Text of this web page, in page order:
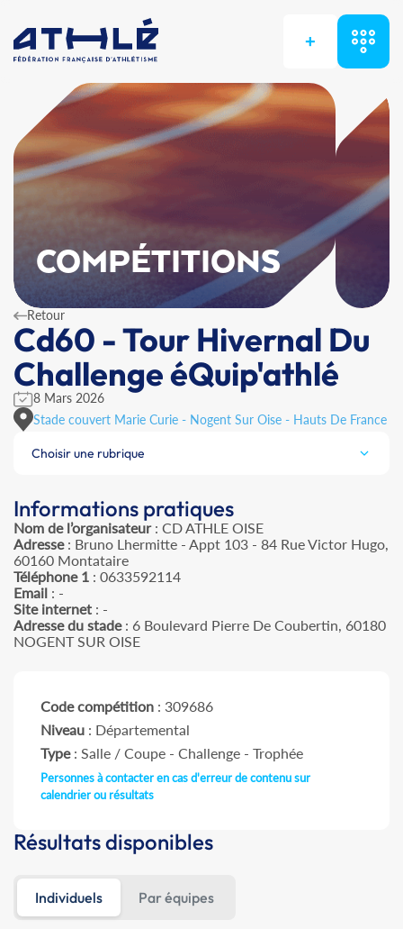
+
COMPÉTITIONS
Retour
Cd60 - Tour Hivernal Du
Challenge éQuip'athlé
8 Mars 2026
Stade couvert Marie Curie - Nogent Sur Oise - Hauts De France
Choisir une rubrique
Informations pratiques
Nom de l’organisateur: CD ATHLE OISE
Adresse: Bruno Lhermitte - Appt 103 - 84 Rue Victor Hugo,
60160 Montataire
Téléphone 1 : 0633592114
Email : -
Site internet : -
Adresse du stade: 6 Boulevard Pierre De Coubertin, 60180
NOGENT SUR OISE
Code compétition : 309686
Niveau : Départemental
Type: Salle / Coupe - Challenge - Trophée
Personnes à contacter en cas d'erreur de contenu sur
calendrier ou résultats
Résultats disponibles
Individuels Par équipes